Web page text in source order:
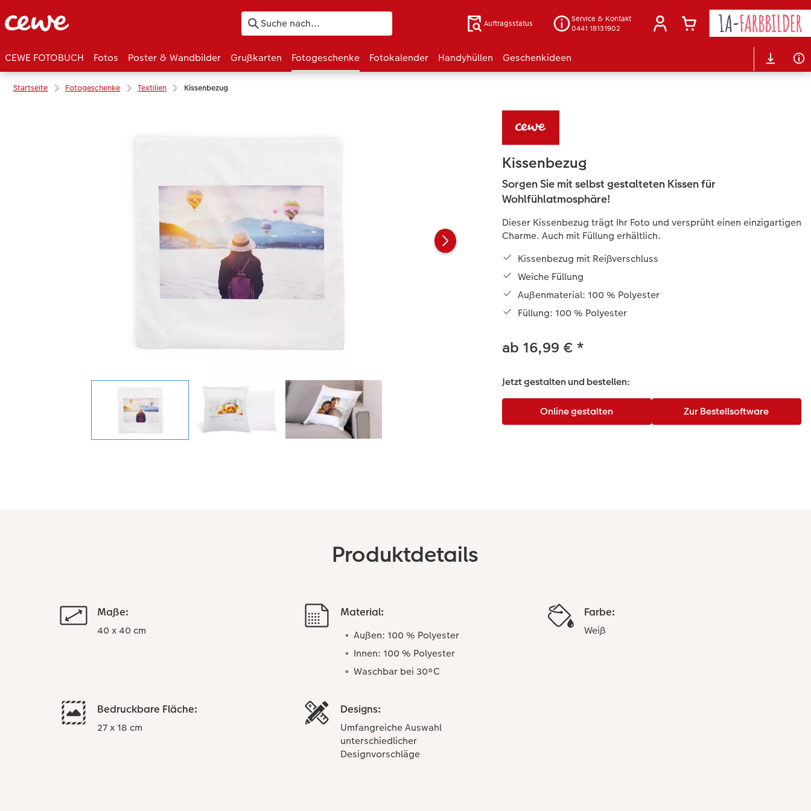
Auftragsstatus
Service & Kontakt
0441 18131902
CEWE FOTOBUCH Fotos Poster & Wandbilder Grußkarten Fotogeschenke Fotokalender Handyhüllen Geschenkideen
Startseite Fotogeschenke Textilien Kissenbezug
Kissenbezug
Sorgen Sie mit selbst gestalteten Kissen für
Wohlfühlatmosphäre!
Dieser Kissenbezug trägt Ihr Foto und versprüht einen einzigartigen
Charme. Auch mit Füllung erhältlich.
Kissenbezug mit Reißverschluss
Weiche Füllung
Außenmaterial: 100 % Polyester
Füllung: 100 % Polyester
ab 16,99 € *
Jetzt gestalten und bestellen:
Produktdetails
Maße:
40 x 40 cm
Material:
Außen: 100 % Polyester
Innen: 100 % Polyester
Waschbar bei 30°C
Farbe:
Weiß
Bedruckbare Fläche:
27 x 18 cm
Designs:
Umfangreiche Auswahl
unterschiedlicher
Designvorschläge